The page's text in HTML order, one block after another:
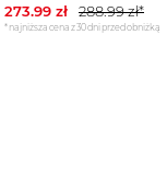
273.99 zł 288.99zł*
*najniższa cena z 30 dni przed obniżką